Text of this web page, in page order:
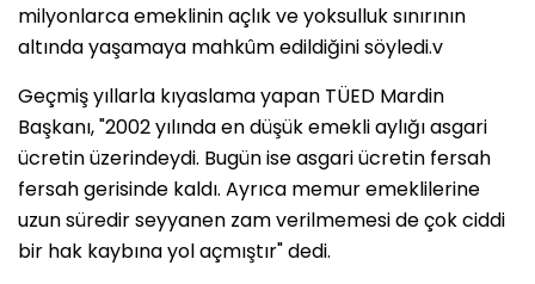
milyonlarca emeklinin açlık ve yoksulluk sınırının
altında yaşamaya mahkûm edildiğini söyledi.v
Geçmiş yıllarla kıyaslama yapan TÜED Mardin
Başkanı, "2002 yılında en düşük emekli aylığı asgari
ücretin üzerindeydi. Bugün ise asgari ücretin fersah
fersah gerisinde kaldı. Ayrıca memur emeklilerine
uzun süredir seyyanen zam verilmemesi de çok ciddi
bir hak kaybına yol açmıştır" dedi.